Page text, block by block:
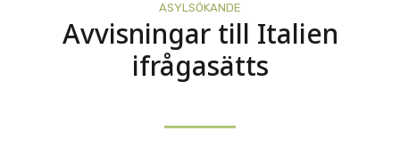
ASYLSÖKANDE
Avvisningar till Italien
ifrågasätts